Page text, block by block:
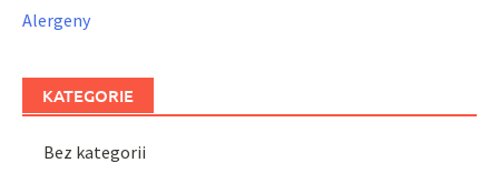
Alergeny
KATEGORIE
Bez kategorii